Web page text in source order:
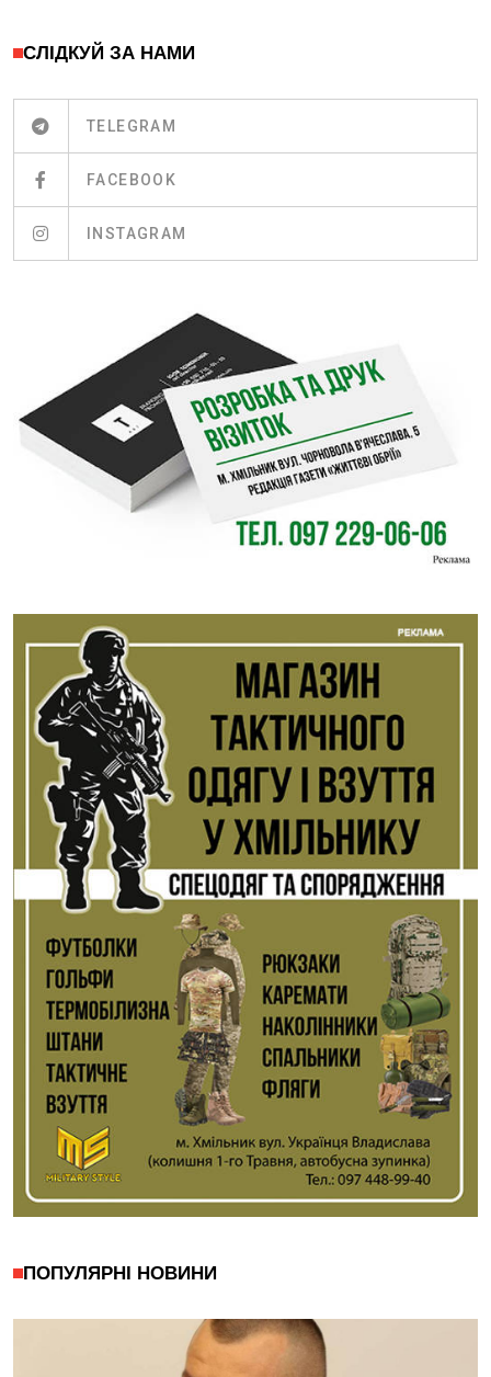
СЛІДКУЙ ЗА НАМИ
TELEGRAM
FACEBOOK
INSTAGRAM
ПОПУЛЯРНІ НОВИНИ